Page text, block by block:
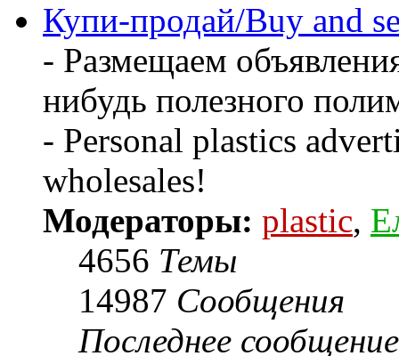
Купи-продай/Buy and
- Размещаем
нибудь полезного
- Personal plastics
wholesales!
Модераторы: plastic,
4656 Темы
14987 Сообщения
Последнее сообщение